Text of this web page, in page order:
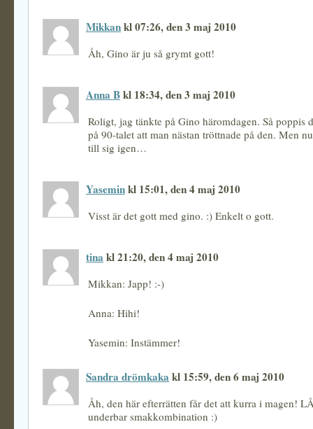
Mikkankl 07:26, den 3 maj 2010
Åh, Gino är ju så grymt gott!
Anna Bkl 18:34, den 3 maj 2010
Roligt, jag tänkte på Gino häromdagen. Så poppis
på 90-talet att man nästan tröttnade på den. Men
till sig igen…
Yaseminkl 15:01, den 4 maj 2010
Visst är det gott med gino. :) Enkelt o gott.
tina kl 21:20, den 4 maj 2010
Mikkan: Japp! :-)
Anna: Hihi!
Yasemin: Instämmer!
Sandra drömkaka kl 15:59, den 6 maj 2010
Åh, den här efterrätten får det att kurra i magen!
underbar smakkombination :)